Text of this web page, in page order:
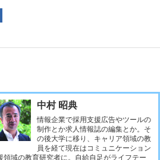
中村 昭典
情報企業で採用支援広告やツールの
制作とか求人情報誌の編集とか。そ
の後大学に移り、キャリア領域の教
員を経て現在はコミュニケーション
領域の教育研究者に。自給自足がライフテー